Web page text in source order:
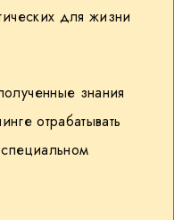
для жизни
знания
отрабатывать